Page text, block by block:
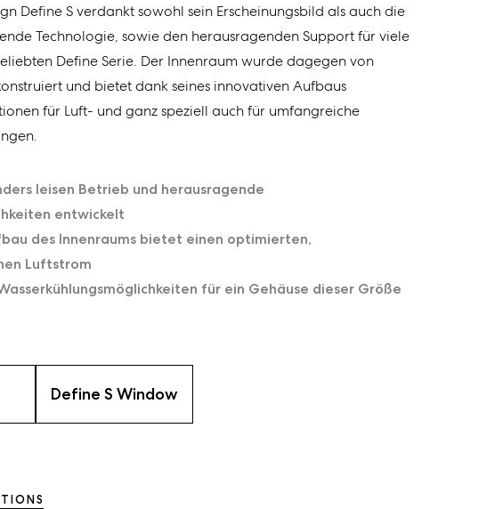
Define S verdankt sowohl sein Erscheinungsbild als auch die
Technologie, sowie den herausragenden Support für viele
Define Serie. Der Innenraum wurde dagegen von
und bietet dank seines innovativen Aufbaus
für Luft- und ganz speziell auch für umfangreiche
leisen Betrieb und herausragende
entwickelt
des Innenraums bietet einen optimierten,
Luftstrom
für ein Gehäuse dieser Größe
Define S Window